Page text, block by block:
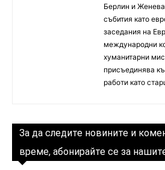
Берлин и
събития като
заседания на
международни
хуманитарни
присъединява
работи като
За да следите новините и
време, абонирайте се за